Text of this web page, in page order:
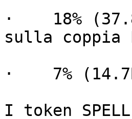
·    18%
sulla coppia
·    7%
I token